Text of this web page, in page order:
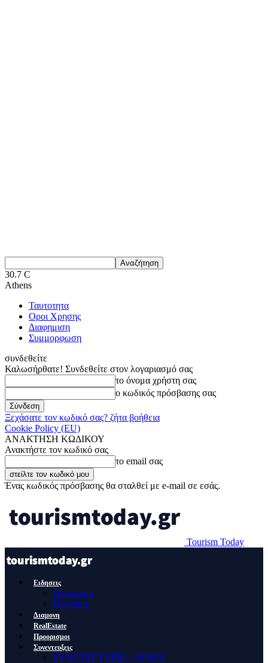
30.7 C
Athens
Ταυτοτητα
Οροι Χρησης
Διαφημιση
Συμμορφωση
συνδεθείτε
Καλωσήρθατε! Συνδεθείτε στον λογαριασμό σας
το όνομα χρήστη σας
ο κωδικός πρόσβασης σας
Ξεχάσατε τον κωδικό σας? ζήτα βοήθεια
Cookie Policy (EU)
ΑΝΑΚΤΗΣΗ ΚΩΔΙΚΟΥ
Ανακτήστε τον κωδικό σας
το email σας
Ένας κωδικός πρόσβασης θα σταλθεί με e-mail σε εσάς.
Tourism Today
Ειδησεις
Οικονομια
Πολιτικη
Διαμονη
RealEstate
Προορισμοι
Συνεντευξεις
ΣΥΝΕΝΤΕΥΞΕΙΣ – ΑΡΘΡΑ